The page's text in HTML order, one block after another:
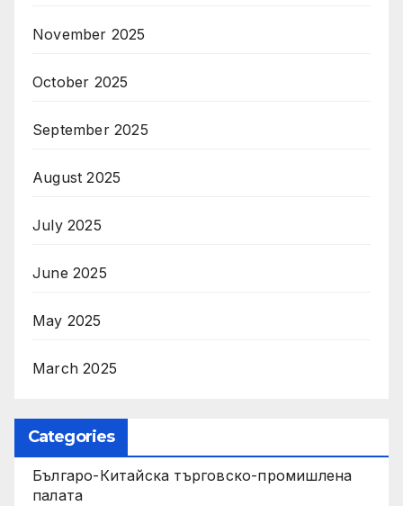
November 2025
October 2025
September 2025
August 2025
July 2025
June 2025
May 2025
March 2025
Categories
Българо-Китайска търговско-промишлена
палата